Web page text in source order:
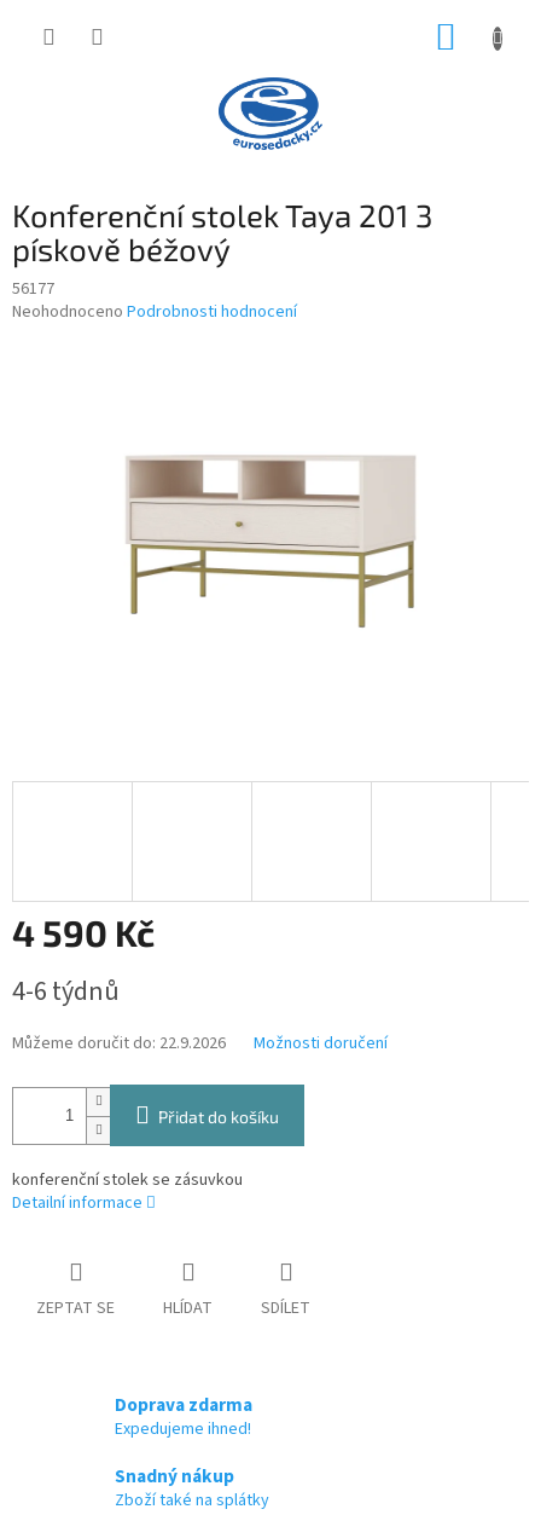
Konferenční stolek Taya 201 3
pískově béžový
56177
Průměrné
Neohodnoceno Podrobnosti hodnocení
4 590 Kč
cena:
4-6 týdnů
Můžeme doručit do: 22.9.2026 Možnosti doručení
Přidat do košíku
konferenční stolek se zásuvkou
Detailní informace
ZEPTAT SE HLÍDAT SDÍLET
Doprava zdarma
Expedujeme ihned!
Snadný nákup
Zboží také na splátky